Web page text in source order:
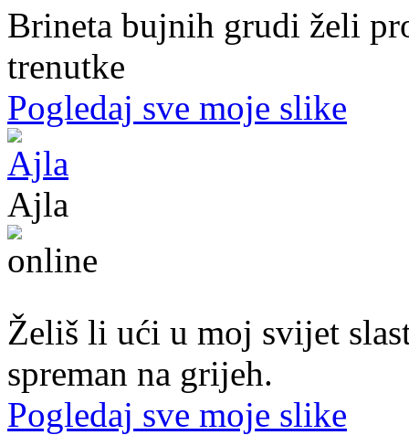
Brineta bujnih grudi želi
trenutke
Pogledaj sve moje slike
Ajla
Želiš li ući u moj svijet
spreman na grijeh.
Pogledaj sve moje slike